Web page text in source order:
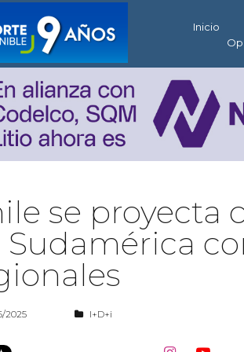
Inicio
se proyecta
Sudamérica
2025 I+D+i